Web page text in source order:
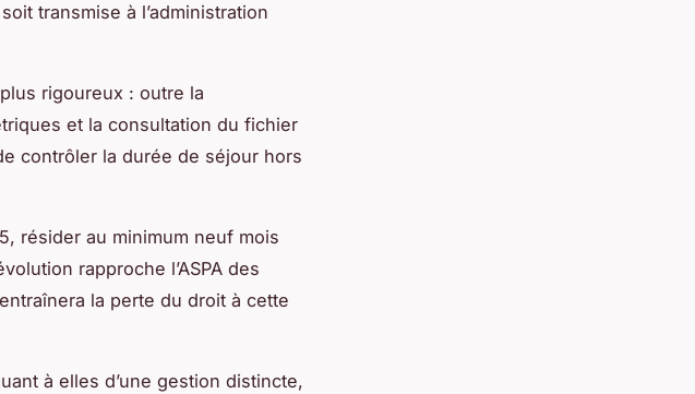
transmise à l’administration
rigoureux : outre la
et la consultation du fichier
contrôler la durée de séjour hors
résider au minimum neuf mois
rapproche l’ASPA des
la perte du droit à cette
à elles d’une gestion distincte,